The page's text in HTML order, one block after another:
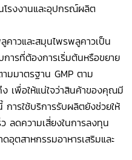
โรงงานและอุปกรณ์ผลิต
คาวและสมุนไพรพลูคาวเป็น
ารที่ต้องการเริ่มต้นหรือขยาย
มมาตรฐาน GMP ตาม
เพื่อให้แน่ใจว่าสินค้าของคุณมี
ารใช้บริการรับผลิตยังช่วยให้
ลดความเสี่ยงในการลงทุน
อุตสาหกรรมอาหารเสริมและ